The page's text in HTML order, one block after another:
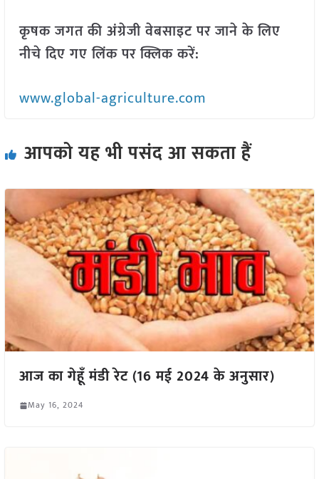
कृषक जगत की अंग्रेजी वेबसाइट पर जाने के लिए
नीचे दिए गए लिंक पर क्लिक करें:
www.global-agriculture.com
आपको यह भी पसंद आ सकता हैं
आज का गेहूँ मंडी रेट (16 मई 2024 के अनुसार)
May 16, 2024